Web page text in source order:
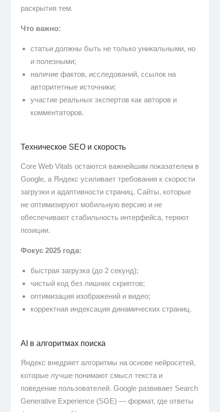
раскрытия тем.
Что важно:
статьи должны быть не только уникальными, но
и полезными;
наличие фактов, исследований, ссылок на
авторитетные источники;
участие реальных экспертов как авторов и
комментаторов.
Техническое SEO и скорость
Core Web Vitals остаются важнейшим показателем в
Google, а Яндекс усиливает требования к скорости
загрузки и адаптивности страниц. Сайты, которые
не оптимизируют мобильную версию и не
обеспечивают стабильность интерфейса, теряют
позиции.
Фокус 2025 года:
быстрая загрузка (до 2 секунд);
чистый код без лишних скриптов;
оптимизация изображений и видео;
корректная индексация динамических страниц.
AI в алгоритмах поиска
Яндекс внедряет алгоритмы на основе нейросетей,
которые лучше понимают смысл текста и
поведение пользователей. Google развивает Search
Generative Experience (SGE) — формат, где ответы